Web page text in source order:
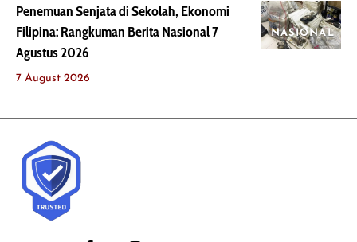
NASIONAL
Penemuan Senjata di Sekolah, Ekonomi
Filipina: Rangkuman Berita Nasional 7
Agustus 2026
7 August 2026